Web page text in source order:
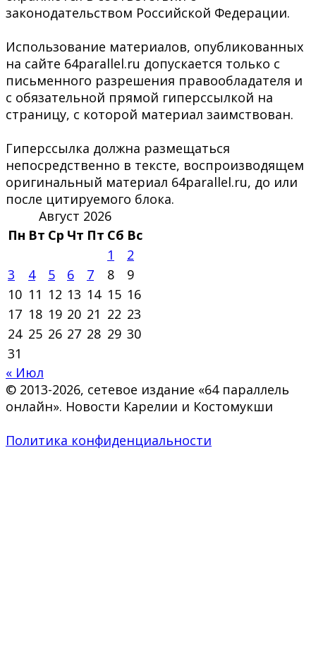
законодательством Российской Федерации.
Использование материалов, опубликованных
на сайте 64parallel.ru допускается только с
письменного разрешения правообладателя и
с обязательной прямой гиперссылкой на
страницу, с которой материал заимствован.
Гиперссылка должна размещаться
непосредственно в тексте, воспроизводящем
оригинальный материал 64parallel.ru, до или
после цитируемого блока.
Август 2026
Пн Вт Ср Чт Пт Сб Вс
1
2
3
4 5 6 7 8
9
10 11 12 13 14 15 16
17 18 19 20 21 22 23
24 25 26 27 28 29 30
31
« Июл
© 2013-2026, сетевое издание «64 параллель
онлайн». Новости Карелии и Костомукши
Политика конфиденциальности